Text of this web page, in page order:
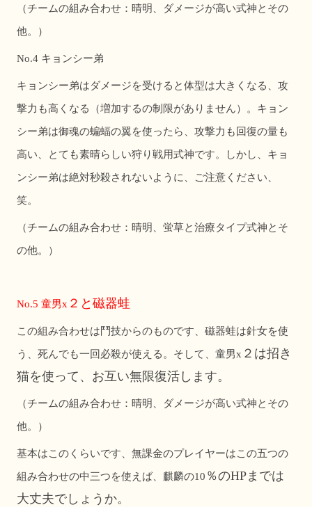
（チームの組み合わせ：晴明、ダメージが高い式神とその
他。）
No.4 キョンシー弟
キョンシー弟はダメージを受けると体型は大きくなる、攻
撃力も高くなる（増加するの制限がありません）。キョン
シー弟は御魂の蝙蝠の翼を使ったら、攻撃力も回復の量も
高い、とても素晴らしい狩り戦用式神です。しかし、キョ
ンシー弟は絶対秒殺されないように、ご注意ください、
笑。
（チームの組み合わせ：晴明、蛍草と治療タイプ式神とそ
の他。）
No.5 童男x２と磁器蛙
この組み合わせは鬥技からのものです、磁器蛙は針女を使
う、死んでも一回必殺が使える。そして、童男x ２は招き
猫を使って、お互い無限復活します。
（チームの組み合わせ：晴明、ダメージが高い式神とその
他。）
基本はこのくらいです、無課金のプレイヤーはこの五つの
組み合わせの中三つを使えば、麒麟の10 ％のHPまでは
大丈夫でしょうか。